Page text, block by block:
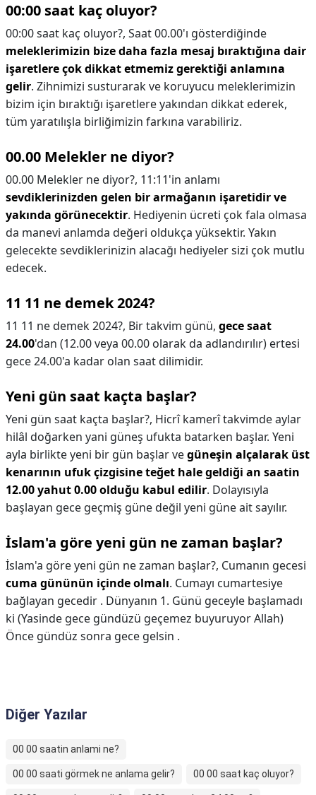
00:00 saat kaç oluyor?
00:00 saat kaç oluyor?, Saat 00.00'ı gösterdiğinde
meleklerimizin bize daha fazla mesaj bıraktığına dair
işaretlere çok dikkat etmemiz gerektiği anlamına
gelir. Zihnimizi susturarak ve koruyucu meleklerimizin
bizim için bıraktığı işaretlere yakından dikkat ederek,
tüm yaratılışla birliğimizin farkına varabiliriz.
00.00 Melekler ne diyor?
00.00 Melekler ne diyor?, 11:11'in anlamı
sevdiklerinizden gelen bir armağanın işaretidir ve
yakında görünecektir. Hediyenin ücreti çok fala olmasa
da manevi anlamda değeri oldukça yüksektir. Yakın
gelecekte sevdiklerinizin alacağı hediyeler sizi çok mutlu
edecek.
11 11 ne demek 2024?
11 11 ne demek 2024?, Bir takvim günü, gece saat
24.00'dan (12.00 veya 00.00 olarak da adlandırılır) ertesi
gece 24.00'a kadar olan saat dilimidir.
Yeni gün saat kaçta başlar?
Yeni gün saat kaçta başlar?, Hicrî kamerî takvimde aylar
hilâl doğarken yani güneş ufukta batarken başlar. Yeni
ayla birlikte yeni bir gün başlar vegüneşin alçalarak üst
kenarının ufuk çizgisine teğet hale geldiği an saatin
12.00 yahut 0.00 olduğu kabul edilir. Dolayısıyla
başlayan gece geçmiş güne değil yeni güne ait sayılır.
İslam'a göre yeni gün ne zaman başlar?
İslam'a göre yeni gün ne zaman başlar?, Cumanın gecesi
cuma gününün içinde olmalı. Cumayı cumartesiye
bağlayan gecedir . Dünyanın 1. Günü geceyle başlamadı
ki (Yasinde gece gündüzü geçemez buyuruyor Allah)
Önce gündüz sonra gece gelsin .
Diğer Yazılar
00 00 saatin anlami ne?
00 00 saati görmek ne anlama gelir? 00 00 saat kaç oluyor?